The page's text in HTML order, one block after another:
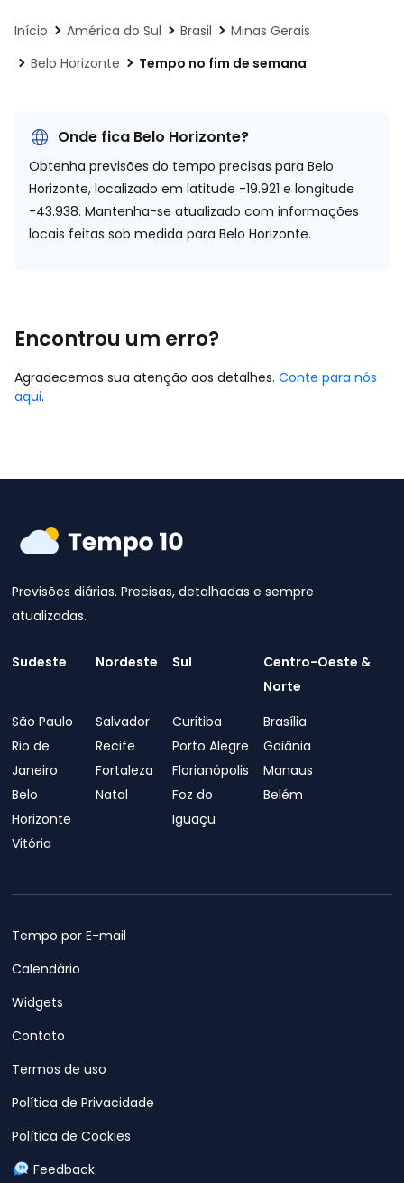
Início América do Sul Brasil
Minas Gerais
Belo Horizonte
Tempo no fim de semana
Onde fica Belo Horizonte?
Obtenha previsões do tempo precisas para Belo
Horizonte, localizado em latitude -19.921 e longitude
-43.938. Mantenha-se atualizado com informações
locais feitas sob medida para Belo Horizonte.
Encontrou um erro?
Agradecemos sua atenção aos detalhes. Conte para nós
aqui.
Previsões diárias. Precisas, detalhadas e sempre
atualizadas.
Sudeste
São Paulo
Rio de
Janeiro
Belo
Horizonte
Vitória
Nordeste
Salvador
Recife
Fortaleza
Natal
Sul
Curitiba
Porto Alegre
Florianópolis
Foz do
Iguaçu
Centro-Oeste &
Norte
Brasília
Goiânia
Manaus
Belém
Tempo por E-mail
Calendário
Widgets
Contato
Termos de uso
Política de Privacidade
Política de Cookies
Feedback